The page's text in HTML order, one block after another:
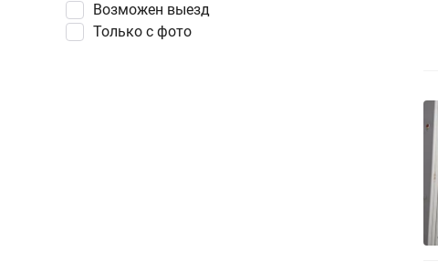
Возможен выезд
Только с фото